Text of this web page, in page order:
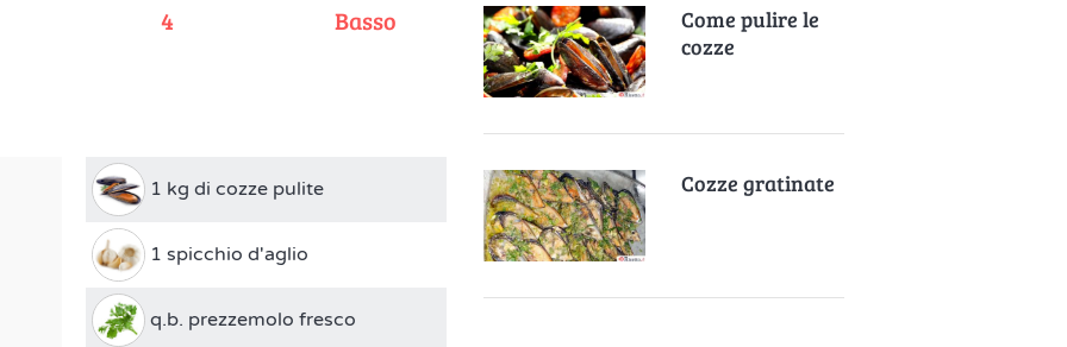
4 Basso
1 kg di cozze pulite
1 spicchio d'aglio
q.b. prezzemolo fresco
Come pulire le
cozze
Cozze gratinate